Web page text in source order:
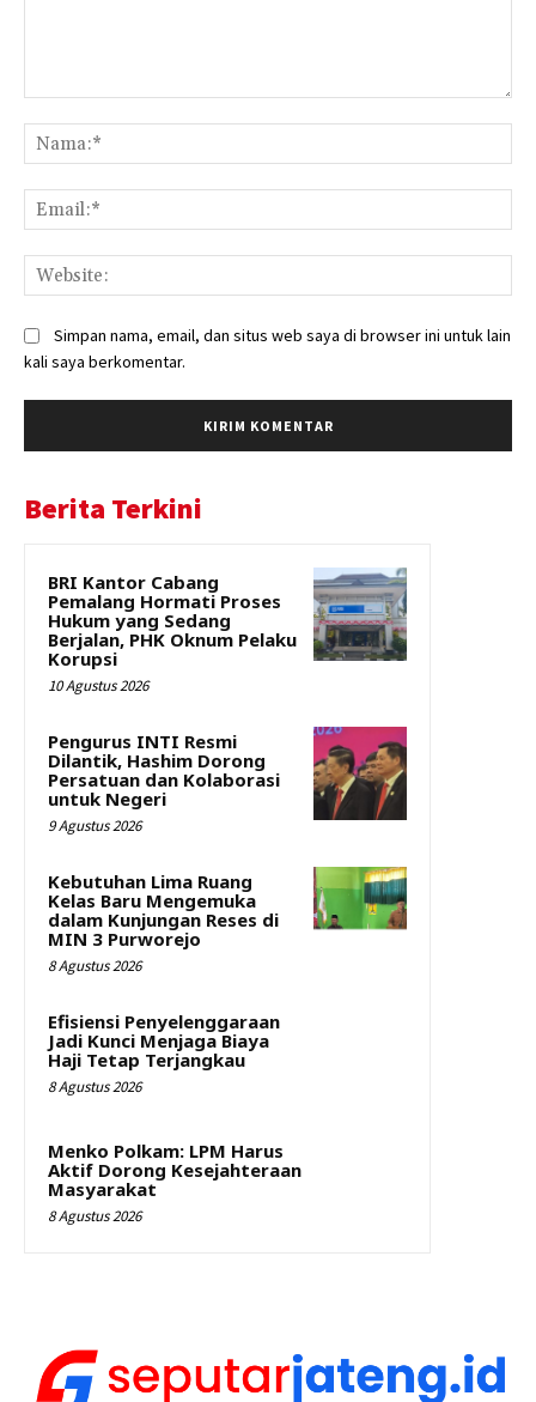
Simpan nama, email, dan situs web saya di browser ini untuk lain
kali saya berkomentar.
Berita Terkini
BRI Kantor Cabang
Pemalang Hormati Proses
Hukum yang Sedang
Berjalan, PHK Oknum Pelaku
Korupsi
10 Agustus 2026
Pengurus INTI Resmi
Dilantik, Hashim Dorong
Persatuan dan Kolaborasi
untuk Negeri
9 Agustus 2026
Kebutuhan Lima Ruang
Kelas Baru Mengemuka
dalam Kunjungan Reses di
MIN 3 Purworejo
8 Agustus 2026
Efisiensi Penyelenggaraan
Jadi Kunci Menjaga Biaya
Haji Tetap Terjangkau
8 Agustus 2026
Menko Polkam: LPM Harus
Aktif Dorong Kesejahteraan
Masyarakat
8 Agustus 2026